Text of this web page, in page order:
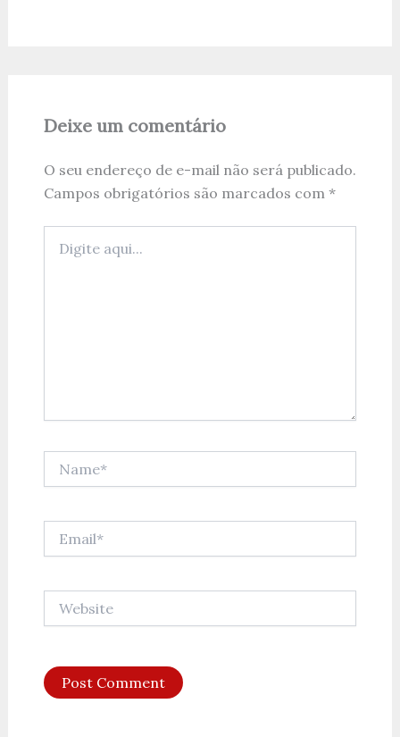
Deixe um comentário
O seu endereço de e-mail não será publicado.
Campos obrigatórios são marcados com *
aqui...